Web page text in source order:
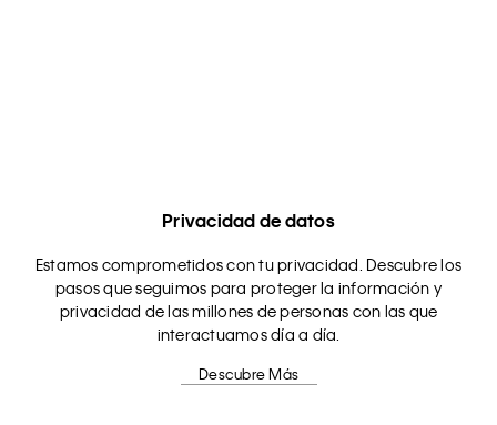
Privacidad de datos
Estamos comprometidos con tu privacidad. Descubre los
pasos que seguimos para proteger la información y
privacidad de las millones de personas con las que
interactuamos día a día.
Descubre Más